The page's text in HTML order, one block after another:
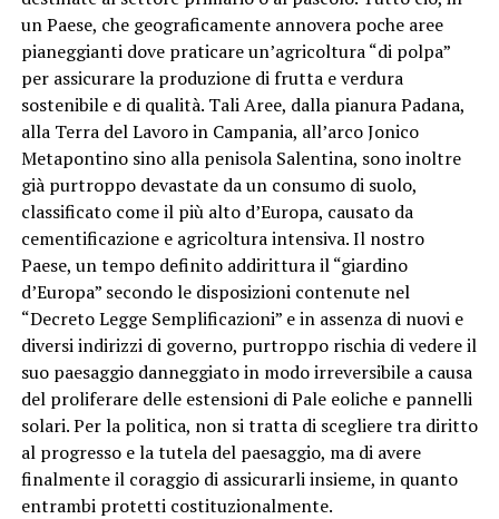
un Paese, che geograficamente annovera poche aree
pianeggianti dove praticare un’agricoltura “di polpa”
per assicurare la produzione di frutta e verdura
sostenibile e di qualità. Tali Aree, dalla pianura Padana,
alla Terra del Lavoro in Campania, all’arco Jonico
Metapontino sino alla penisola Salentina, sono inoltre
già purtroppo devastate da un consumo di suolo,
classificato come il più alto d’Europa, causato da
cementificazione e agricoltura intensiva. Il nostro
Paese, un tempo definito addirittura il “giardino
d’Europa” secondo le disposizioni contenute nel
“Decreto Legge Semplificazioni” e in assenza di nuovi e
diversi indirizzi di governo, purtroppo rischia di vedere il
suo paesaggio danneggiato in modo irreversibile a causa
del proliferare delle estensioni di Pale eoliche e pannelli
solari. Per la politica, non si tratta di scegliere tra diritto
al progresso e la tutela del paesaggio, ma di avere
finalmente il coraggio di assicurarli insieme, in quanto
entrambi protetti costituzionalmente.